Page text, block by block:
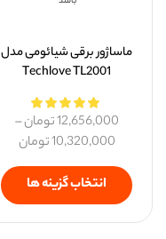
ماساژور برقی شیائومی مدل
Techlove TL2001
12,656,000تومان–
10,320,000تومان
انتخاب گزینه ها